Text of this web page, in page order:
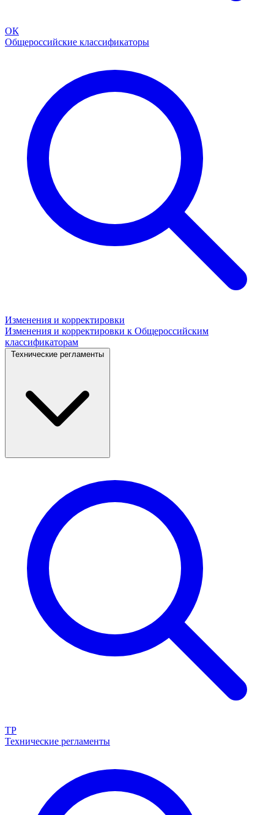
ОК
Общероссийские классификаторы
Изменения и корректировки
Изменения и корректировки к Общероссийским
классификаторам
Технические регламенты
ТР
Технические регламенты